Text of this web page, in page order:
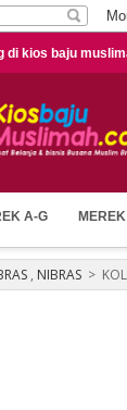
di kios baju
A-G
, NIBRAS >